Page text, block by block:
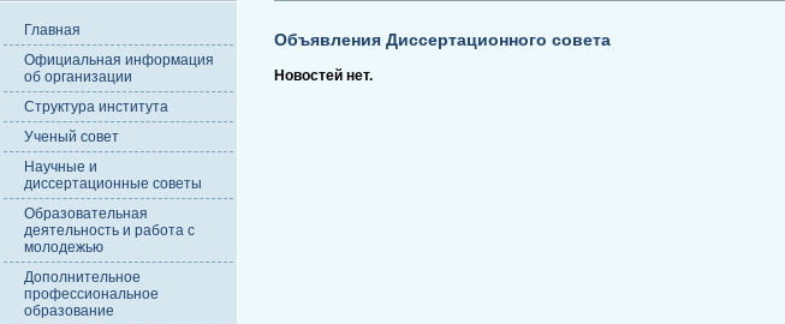
Главная
Официальная информация
об организации
Структура института
Ученый совет
Научные и
диссертационные советы
Образовательная
деятельность и работа с
молодежью
Дополнительное
профессиональное
образование
Объявления Диссертационного совета
Новостей нет.